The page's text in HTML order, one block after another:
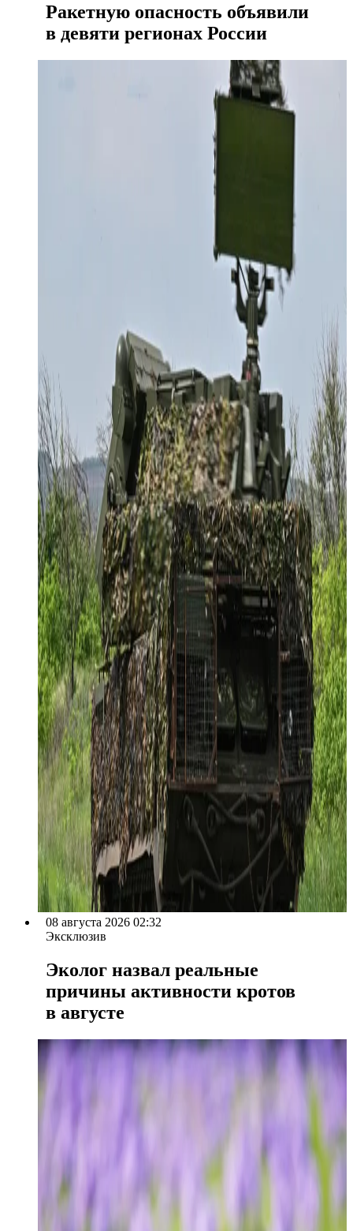
Ракетную опасность объявили
в девяти регионах России
08 августа 2026 02:32
Эксклюзив
Эколог назвал реальные
причины активности кротов
в августе